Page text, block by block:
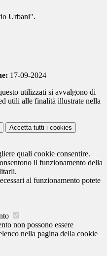
Urbani".
17-09-2024
utilizzati si avvalgono di
utili alle finalità illustrate nella
Accetta tutti i cookies
quali cookie consentire.
il funzionamento della
al funzionamento potete
non possono essere
nella pagina della cookie